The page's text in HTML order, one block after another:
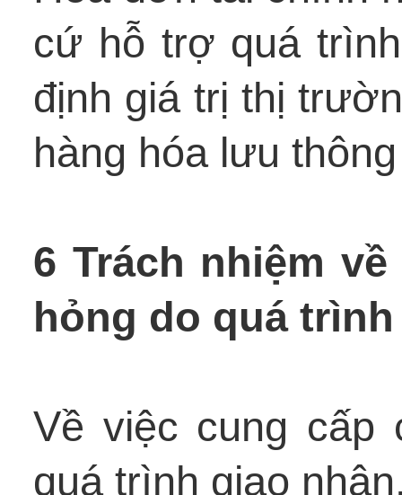
cứ hỗ trợ quá
định giá trị thị
hàng hóa lưu
6 Trách nhiệm
hỏng do quá
Về việc cung cấp
quá trình giao